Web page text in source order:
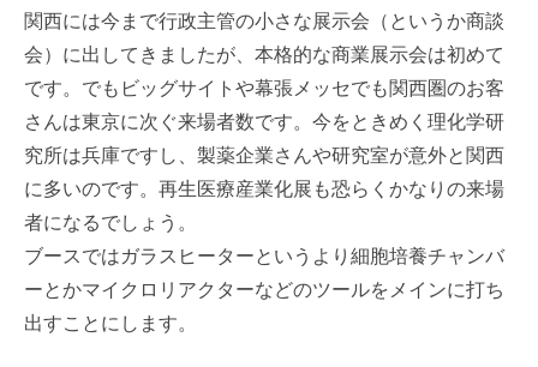
関西には今まで行政主管の小さな展示会（というか商談
会）に出してきましたが、本格的な商業展示会は初めて
です。でもビッグサイトや幕張メッセでも関西圏のお客
さんは東京に次ぐ来場者数です。今をときめく理化学研
究所は兵庫ですし、製薬企業さんや研究室が意外と関西
に多いのです。再生医療産業化展も恐らくかなりの来場
者になるでしょう。
ブースではガラスヒーターというより細胞培養チャンバ
ーとかマイクロリアクターなどのツールをメインに打ち
出すことにします。